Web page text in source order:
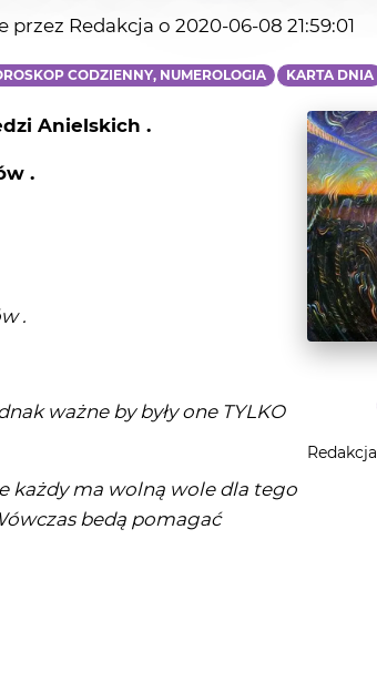
Redakcja o 2020-06-08 21:59:01
CODZIENNY, NUMEROLOGIA KARTA DNIA
Anielskich .
.
.
ważne by były one TYLKO
każdy ma wolną wole dla tego
bedą pomagać
Redakcja